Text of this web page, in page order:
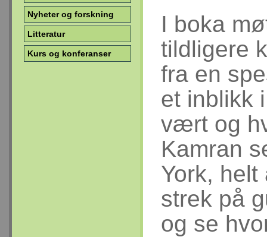
Nyheter og forskning
Litteratur
Kurs og konferanser
I boka
tildligere
fra en
et inblikk
vært og
Kamran
York,
strek på
og se